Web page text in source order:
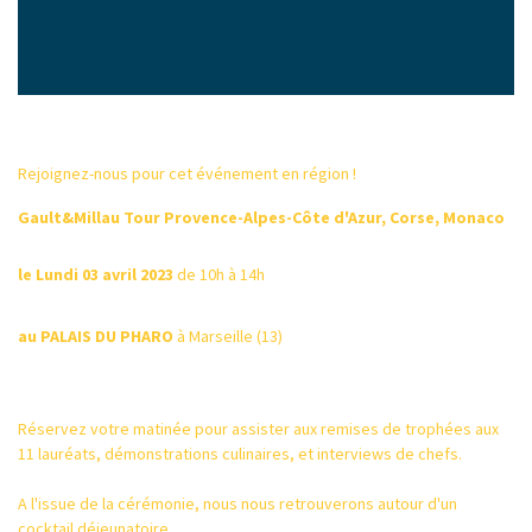
Rejoignez-nous pour cet événement en région !​
Gault&Millau Tour Provence-Alpes-Côte d'Azur, Corse, Monaco
l​e Lundi 03 avril 2023​ de 10h à 14h
au PALAIS DU PHARO à Marseille (13)
Réservez votre matinée pour assister aux remises de trophées aux
11 lauréats, démonstrations culinaires, et interviews de chefs.
A l'issue de la cérémonie, nous nous retrouverons autour d'un